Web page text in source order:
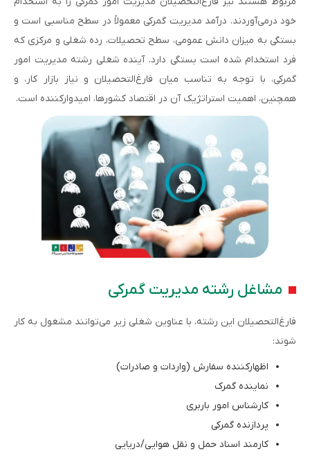
خود درمی‌آوردند. درآمد مدیریت گمرکی معمولاً در سطح مناسبی است و
بستگی به میزان دانش عمومی، سطح تحصیلات، رده شغلی و مرکزی که
فرد استخدام شده است بستگی دارد. آینده شغلی رشته مدیریت امور
گمرکی، با توجه به تناسب میان فارغ‌التحصیلان و نیاز بازار کار، و
همچنین، اهمیت استراتژیک آن در اقتصاد کشورها، امیدوارکننده است.
مشاغل رشته مدیریت گمرکی
فارغ‌التحصیلان این رشته، با عناوین شغلی زیر می‌توانند مشغول به کار
شوند:
اظهارکننده سفارش (واردات و صادرات)
نماینده گمرک
کارشناس امور باربری
پردازنده گمرکی
کارمند اسناد حمل و نقل هوایی/دریایی